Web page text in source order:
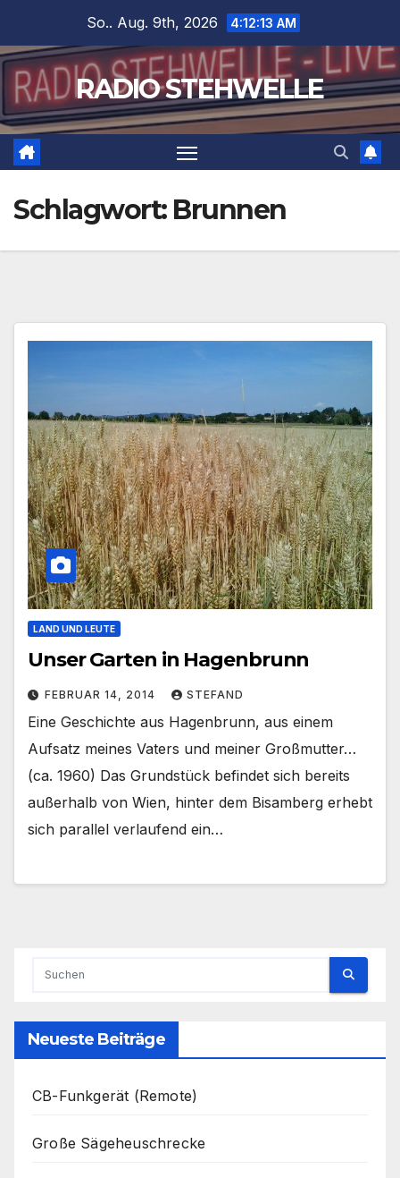
springen
So.. Aug. 9th, 2026 4:12:13 AM
RADIO STEHWELLE
Schlagwort: Brunnen
LAND UND LEUTE
Unser Garten in Hagenbrunn
FEBRUAR 14, 2014 STEFAND
Eine Geschichte aus Hagenbrunn, aus einem
Aufsatz meines Vaters und meiner Großmutter…
(ca. 1960) Das Grundstück befindet sich bereits
außerhalb von Wien, hinter dem Bisamberg erhebt
sich parallel verlaufend ein…
Neueste Beiträge
CB-Funkgerät (Remote)
Große Sägeheuschrecke